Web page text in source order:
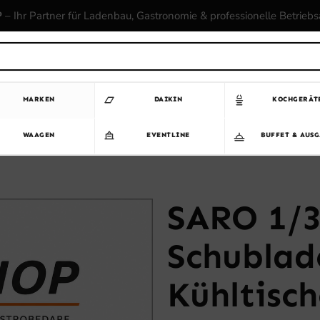
– Ihr Partner für Ladenbau, Gastronomie & professionelle
MARKEN DAIKIN
WAAGEN EVENTLINE BUFFET &
SARO 1/